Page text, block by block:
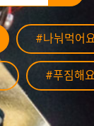
#나눠먹어
#푸짐해요